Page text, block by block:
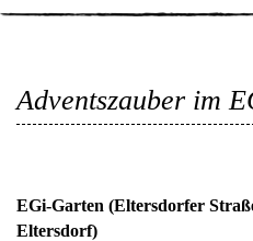
Adventszauber im
EGi-Garten (Eltersdorfer
Eltersdorf)